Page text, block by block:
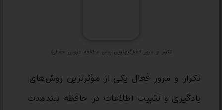
تکرار و مرور فعال(بهترین زمان مطالعه دروس حفظی)
تکرار و مرور فعال یکی از مؤثرترین روش‌های
یادگیری و تثبیت اطلاعات در حافظه بلندمدت